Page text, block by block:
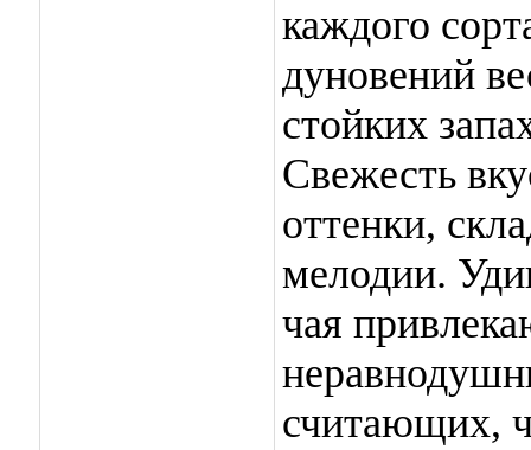
каждого
дуновений
стойких
Свежесть
оттенки,
мелодии.
чая
считающих,